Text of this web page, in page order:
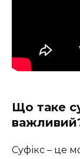
Що таке
Суфікс – це